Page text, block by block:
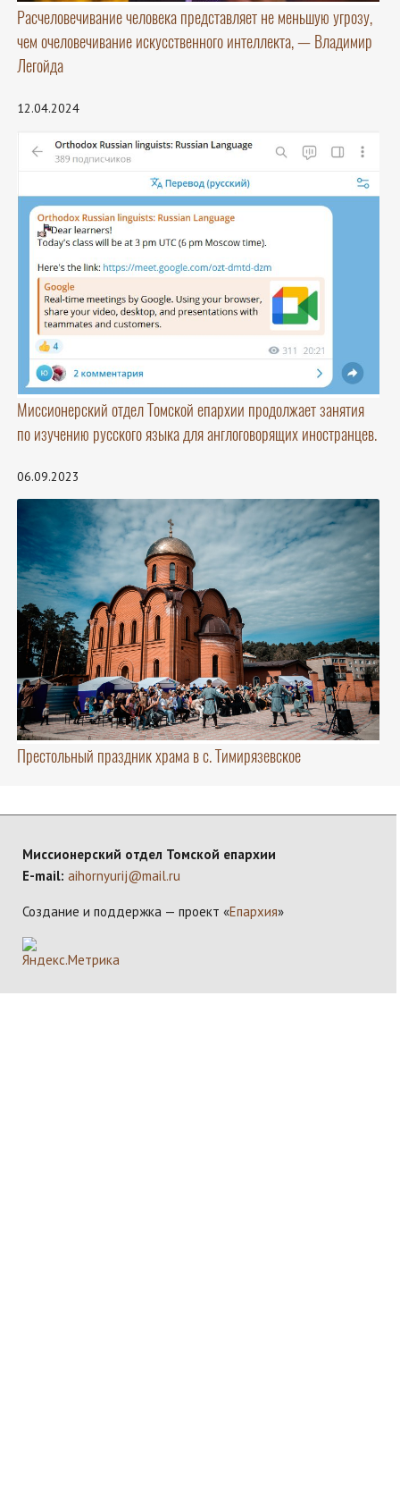
Расчеловечивание человека представляет не меньшую угрозу,
чем очеловечивание искусственного интеллекта, — Владимир
Легойда
12.04.2024
Миссионерский отдел Томской епархии продолжает занятия
по изучению русского языка для англоговорящих иностранцев.
06.09.2023
Престольный праздник храма в с. Тимирязевское
Миссионерский отдел Томской епархии
E-mail: aihornyurij@mail.ru
Создание и поддержка — проект «Епархия»